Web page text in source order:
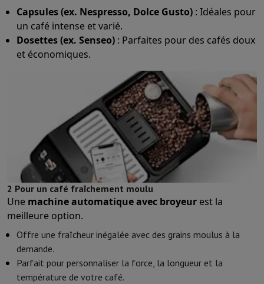
Capsules (ex. Nespresso, Dolce Gusto) : Idéales pour
un café intense et varié.
Dosettes (ex. Senseo) : Parfaites pour des cafés doux
et économiques.
2 Pour un café fraîchement moulu
Une machine automatique avec broyeur est la
meilleure option.
Offre une fraîcheur inégalée avec des grains moulus à la
demande.
Parfait pour personnaliser la force, la longueur et la
température de votre café.